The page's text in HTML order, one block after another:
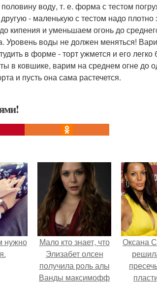
воду, т. е. форма с тестом
- маленькую с тестом надо плотно
кипения и уменьшаем огонь до
Уровень воды не должен меняться!
в форме - торт ужмется и его легко
в ковшике, варим на среднем огне до
и пусть она сама растечется.
нужно
Мало кто знает, что
Элизабет олсен
получила роль алы
Ванды максимофф
Оксана